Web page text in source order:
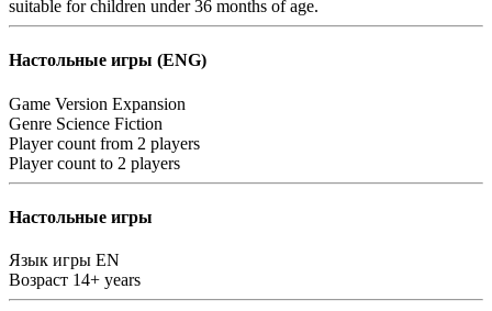
suitable for children under 36 months of age.
Настольные игры (ENG)
Game Version Expansion
Genre Science Fiction
Player count from 2 players
Player count to 2 players
Настольные игры
Язык игры EN
Возраст 14+ years